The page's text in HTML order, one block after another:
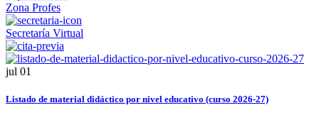
Zona Profes
Secretaría Virtual
jul 01
Listado de material didáctico por nivel educativo (curso 2026-27)